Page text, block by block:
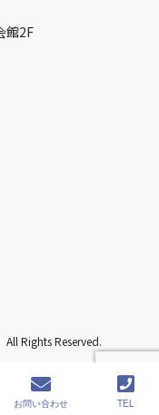
館2F
Rights Reserved.
お問い合わせ TEL